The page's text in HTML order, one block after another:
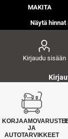
MAKITA
Kirjaudu sisään
JA
AUTOTARVIKKEET